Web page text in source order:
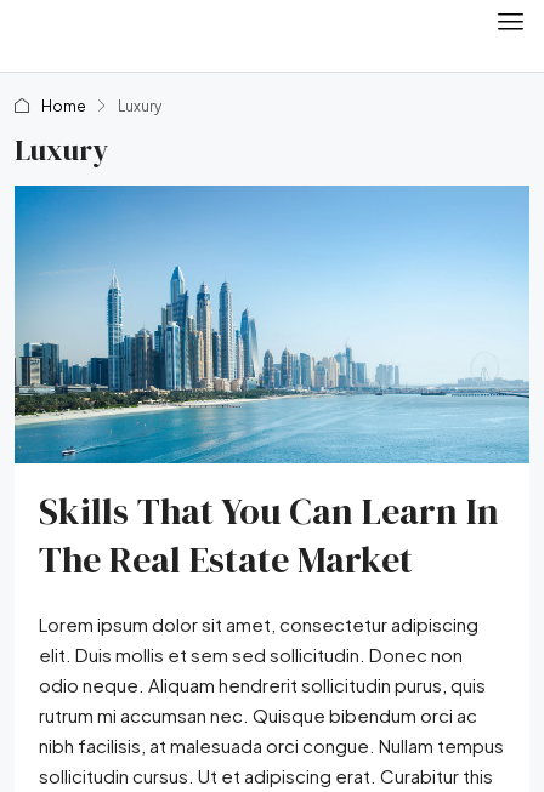
Home Luxury
Luxury
Skills That You Can Learn In
The Real Estate Market
Lorem ipsum dolor sit amet, consectetur adipiscing
elit. Duis mollis et sem sed sollicitudin. Donec non
odio neque. Aliquam hendrerit sollicitudin purus, quis
rutrum mi accumsan nec. Quisque bibendum orci ac
nibh facilisis, at malesuada orci congue. Nullam tempus
sollicitudin cursus. Ut et adipiscing erat. Curabitur this